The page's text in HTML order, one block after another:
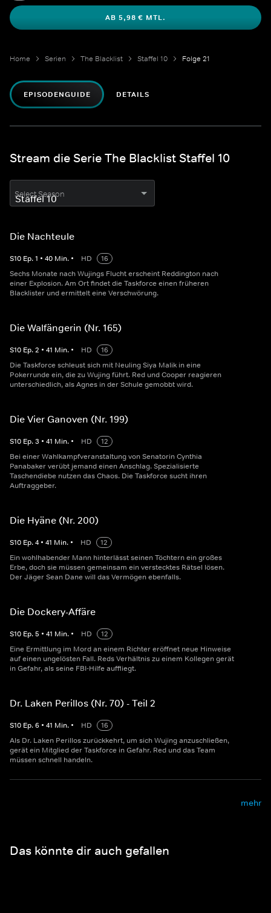
AB 5,98 € MTL.
Home Serien The Blacklist Staffel 10 Folge 21
EPISODENGUIDE DETAILS
Stream die Serie The Blacklist Staffel 10
Select Season
Die Nachteule
S10 Ep.1 • 40 Min. • HD
16
Sechs Monate nach Wujings Flucht erscheint Reddington nach
einer Explosion. Am Ort findet die Taskforce einen früheren
Blacklister und ermittelt eine Verschwörung.
Die Walfängerin (Nr. 165)
S10 Ep.2 • 41 Min. • HD
16
Die Taskforce schleust sich mit Neuling Siya Malik in eine
Pokerrunde ein, die zu Wujing führt. Red und Cooper reagieren
unterschiedlich, als Agnes in der Schule gemobbt wird.
Die Vier Ganoven (Nr. 199)
S10 Ep.3 • 41 Min. • HD
12
Bei einer Wahlkampfveranstaltung von Senatorin Cynthia
Panabaker verübt jemand einen Anschlag. Spezialisierte
Taschendiebe nutzen das Chaos. Die Taskforce sucht ihren
Auftraggeber.
Die Hyäne (Nr. 200)
S10 Ep.4 • 41 Min. • HD
12
Ein wohlhabender Mann hinterlässt seinen Töchtern ein großes
Erbe, doch sie müssen gemeinsam ein verstecktes Rätsel lösen.
Der Jäger Sean Dane will das Vermögen ebenfalls.
Die Dockery-Affäre
S10 Ep.5 • 41 Min. • HD
12
Eine Ermittlung im Mord an einem Richter eröffnet neue Hinweise
auf einen ungelösten Fall. Reds Verhältnis zu einem Kollegen gerät
in Gefahr, als seine FBI-Hilfe auffliegt.
Dr. Laken Perillos (Nr. 70) - Teil 2
S10 Ep.6 • 41 Min. • HD
16
Als Dr. Laken Perillos zurückkehrt, um sich Wujing anzuschließen,
gerät ein Mitglied der Taskforce in Gefahr. Red und das Team
müssen schnell handeln.
mehr
Das könnte dir auch gefallen